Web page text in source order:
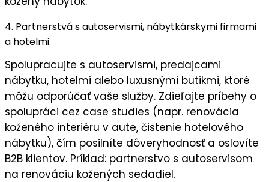
4. Partnerstvá s autoservismi, nábytkárskymi firmami
a hotelmi
Spolupracujte s autoservismi, predajcami
nábytku, hotelmi alebo luxusnými butikmi, ktoré
môžu odporúčať vaše služby. Zdieľajte príbehy o
spolupráci cez case studies (napr. renovácia
koženého interiéru v aute, čistenie hotelového
nábytku), čím posilníte dôveryhodnosťa oslovíte
B2B klientov. Príklad: partnerstvo s autoservisom
na renováciu kožených sedadiel.